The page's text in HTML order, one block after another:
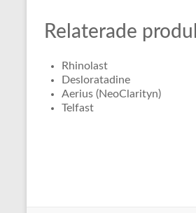
Relaterade
Rhinolast
Desloratadine
Aerius (NeoClarityn)
Telfast